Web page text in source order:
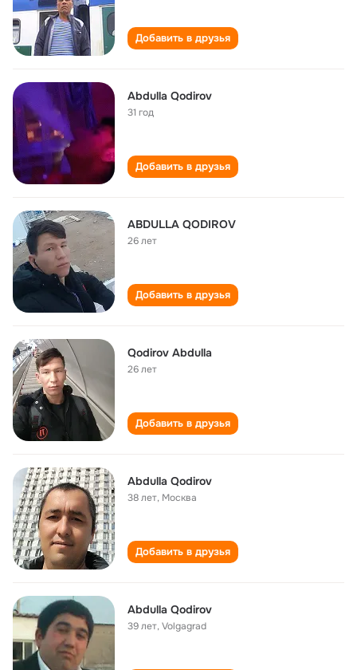
Добавить в друзья
Abdulla Qodirov
31 год
Добавить в друзья
ABDULLA QODIROV
26 лет
Добавить в друзья
Qodirov Abdulla
26 лет
Добавить в друзья
Abdulla Qodirov
38 лет, Москва
Добавить в друзья
Abdulla Qodirov
39 лет,Volgagrad